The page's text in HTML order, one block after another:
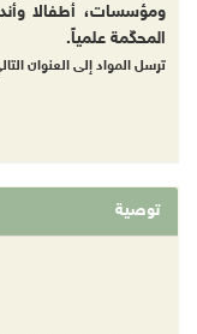
ومؤسسات، أطفالا
المحكّمة علمياً.
ترسل المواد إلى العنوان
توصية